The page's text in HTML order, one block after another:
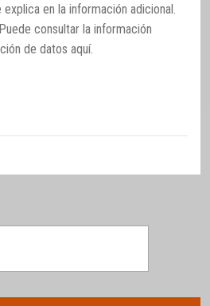
en la información adicional.
consultar la información
de datos aquí.